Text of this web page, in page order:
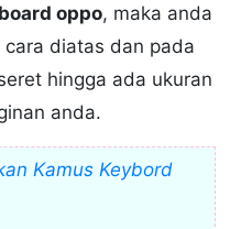
oppo, maka anda
diatas dan pada
hingga ada ukuran
anda.
Kamus Keybord